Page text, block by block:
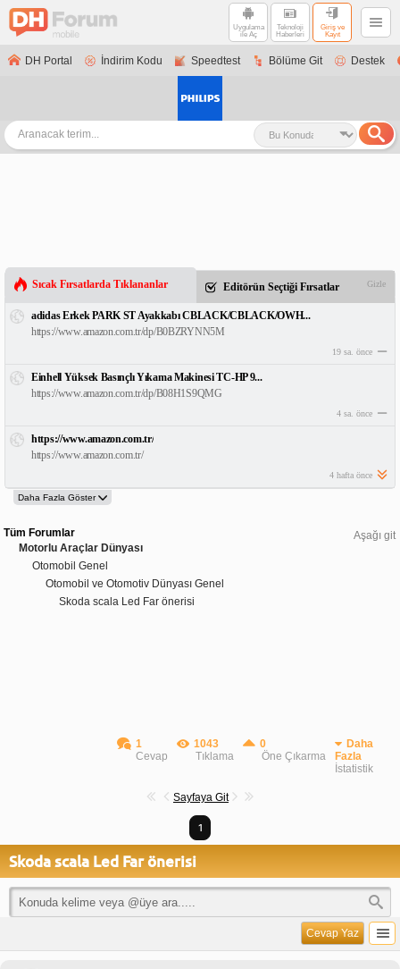
Uygulama
ile Aç
Teknoloji
Haberleri
Giriş ve
Kayıt
DH Portal İndirim Kodu Speedtest Bölüme Git Destek
Sıcak Fırsatlarda Tıklananlar Editörün Seçtiği Fırsatlar Gizle
adidas Erkek PARK ST Ayakkabı CBLACK/CBLACK/OWH...
https://www.amazon.com.tr/dp/B0BZRYNN5M
19 sa. önce
Einhell Yüksek Basınçlı Yıkama Makinesi TC-HP 9...
https://www.amazon.com.tr/dp/B08H1S9QMG
4 sa. önce
https://www.amazon.com.tr/
https://www.amazon.com.tr/
4 hafta önce
Aşağı git
Tüm Forumlar
Motorlu Araçlar Dünyası
Otomobil Genel
Otomobil ve Otomotiv Dünyası Genel
Skoda scala Led Far önerisi
1
Cevap
1043
Tıklama
0
Öne Çıkarma
Daha
Fazla
İstatistik
Sayfaya Git
1
Skoda scala Led Far önerisi
Cevap Yaz